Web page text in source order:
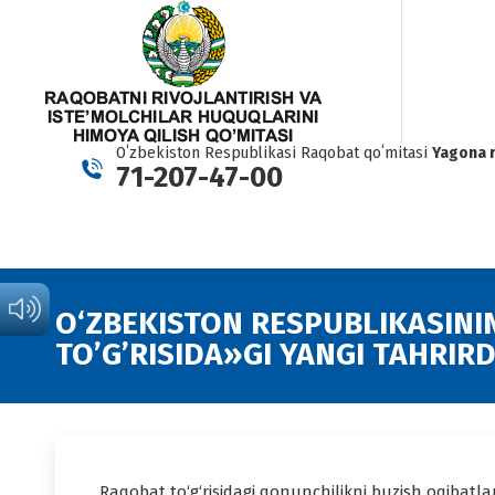
Oʻzbekiston Respublikasi Raqobat qoʻmitasi Yagona
71-207-47-00
O‘ZBEKISTON
TO’G’RISIDA»GI YANGI